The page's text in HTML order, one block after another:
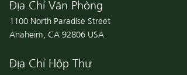
Địa Chỉ Văn Phòng
1100 North Paradise Street
Anaheim, CA 92806 USA
Địa Chỉ Hộp Thư